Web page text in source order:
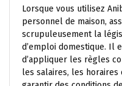
Lorsque vous utilisez
personnel de maison,
scrupuleusement la
d’emploi domestique. Il
d’appliquer les règles
les salaires, les